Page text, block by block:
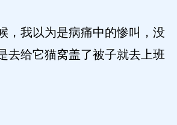
，我以为是病痛中的惨叫，没
去给它猫窝盖了被子就去上班